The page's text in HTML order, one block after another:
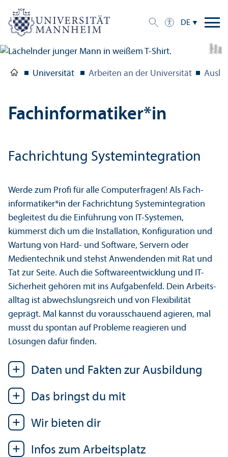
DE
Bil
d:
A
n
n
aL
o
g
u
e
Universität Arbeiten an der Universität
Fach­informatiker*in
Fach­richtung Systemintegration
Werde zum Profi für alle Computer­fragen! Als Fach­
informatiker*in der Fach­richtung Systemintegration
begleitest du die Einführung von IT-Systemen,
kümmerst dich um die Installation, Konfiguration und
Wartung von Hard- und Software, Servern oder
Medientechnik und stehst Anwendenden mit Rat und
Tat zur Seite. Auch die Software­entwicklung und IT-
Sicherheit gehören mit ins Aufgabenfeld. Dein Arbeits­
alltag ist abwechslungs­reich und von Flexibilität
geprägt. Mal kannst du vorausschauend agieren, mal
musst du spontan auf Probleme reagieren und
Lösungen dafür finden.
Daten und Fakten zur Ausbildung
Das bringst du mit
Wir bieten dir
Infos zum Arbeits­platz